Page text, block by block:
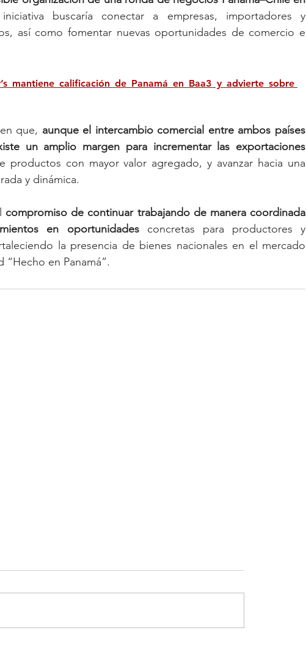
buscaría conectar a empresas, importadores y
así como fomentar nuevas oportunidades de comercio e
mantiene calificación de Panamá en Baa3 y advierte sobre
que, aunque el intercambio comercial entre ambos países
un amplio margen para incrementar las exportaciones
productos con mayor valor agregado, y avanzar hacia una
y dinámica.
compromiso de continuar trabajando de manera coordinada
en oportunidades concretas para productores y
la presencia de bienes nacionales en el mercado
en Panamá”.